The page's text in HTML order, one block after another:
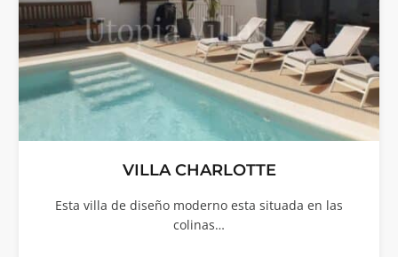
VILLA CHARLOTTE
Esta villa de diseño moderno esta situada en las
colinas…